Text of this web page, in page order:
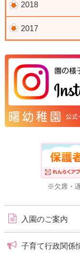
2018
2017
※欠席・
入園のご案内
子育て行政関係